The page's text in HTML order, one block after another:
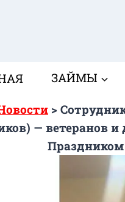
ЗАЙМЫ
>
— ветеранов и